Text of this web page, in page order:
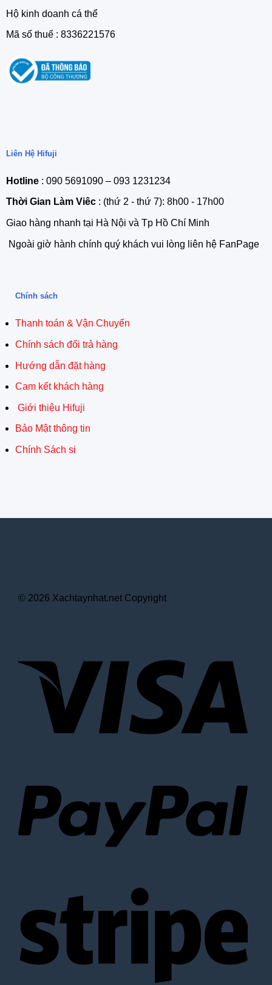
Hộ kinh doanh cá thể
Mã số thuế : 8336221576
Liên Hệ Hifuji
Hotline: 090 5691090 – 093 1231234
Thời Gian Làm Viêc: (thứ 2 - thứ 7): 8h00 - 17h00
Giao hàng nhanh tại Hà Nội và Tp Hồ Chí Minh
Ngoài giờ hành chính quý khách vui lòng liên hệ FanPage
Chính sách
Thanh toán & Vận Chuyển
Chính sách đổi trả hàng
Hướng dẫn đặt hàng
Cam kết khách hàng
Giới thiệu Hifuji
Bảo Mật thông tin
Chính Sách si
© 2026 Xachtaynhat.net Copyright